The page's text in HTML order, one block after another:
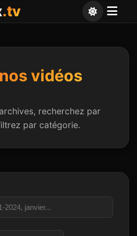
.tv
vidéos
recherchez par
par catégorie.
cookies